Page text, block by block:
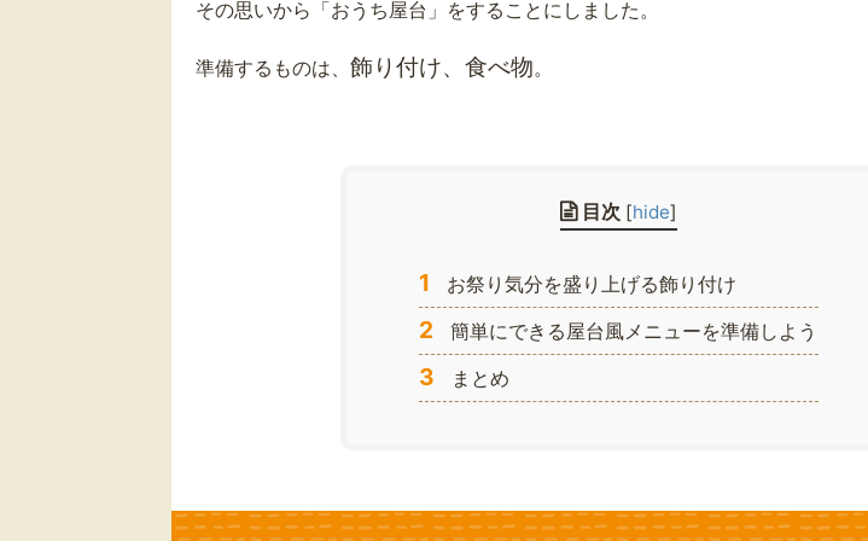
その思いから「おうち屋台」をすることにしました。
準備するものは、 飾り付け、食べ物。
目次 [hide]
1 お祭り気分を盛り上げる飾り付け
2 簡単にできる屋台風メニューを準備しよう
3 まとめ